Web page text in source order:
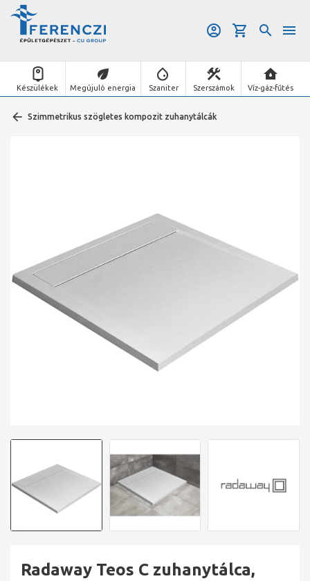
Készülékek Megújuló energia Szaniter Szerszámok Víz-gáz-fűtés
Szimmetrikus szögletes kompozit zuhanytálcák
Radaway Teos C zuhanytálca,